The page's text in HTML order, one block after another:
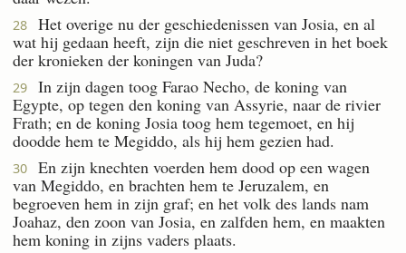
28
Het overige nu der geschiedenissen van Josia, en al
wat hij gedaan heeft, zijn die niet geschreven in het boek
der kronieken der koningen van Juda?
29
In zijn dagen toog Farao Necho, de koning van
Egypte, op tegen den koning van Assyrie, naar de rivier
Frath; en de koning Josia toog hem tegemoet, en hij
doodde hem te Megiddo, als hij hem gezien had.
30
En zijn knechten voerden hem dood op een wagen
van Megiddo, en brachten hem te Jeruzalem, en
begroeven hem in zijn graf; en het volk des lands nam
Joahaz, den zoon van Josia, en zalfden hem, en maakten
hem koning in zijns vaders plaats.